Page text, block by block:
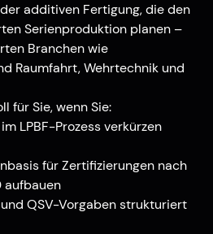
additiven Fertigung, die den
Serienproduktion planen –
Branchen wie
Raumfahrt, Wehrtechnik und
für Sie, wenn Sie:
LPBF-Prozess verkürzen
für Zertifizierungen nach
aufbauen
QSV-Vorgaben strukturiert